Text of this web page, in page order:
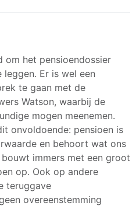
van de salarissen (op
in de salarisschalen met €
van de salarissen
in de
in dit geval uitkomen op
12 maanden
van de salarissen (op
in de salarisschalen met
van de salarissen van
in dit geval uitkomen op
wil de werkgever de
in december 2023
daar duidelijk over zijn:
van de werkgever.
om het pensioendossier
Er is wel een
te gaan met de
Watson, waarbij de
mogen meenemen.
onvoldoende: pensioen is
en behoort wat ons
immers met een groot
op. Ook op andere
teruggave
overeenstemming